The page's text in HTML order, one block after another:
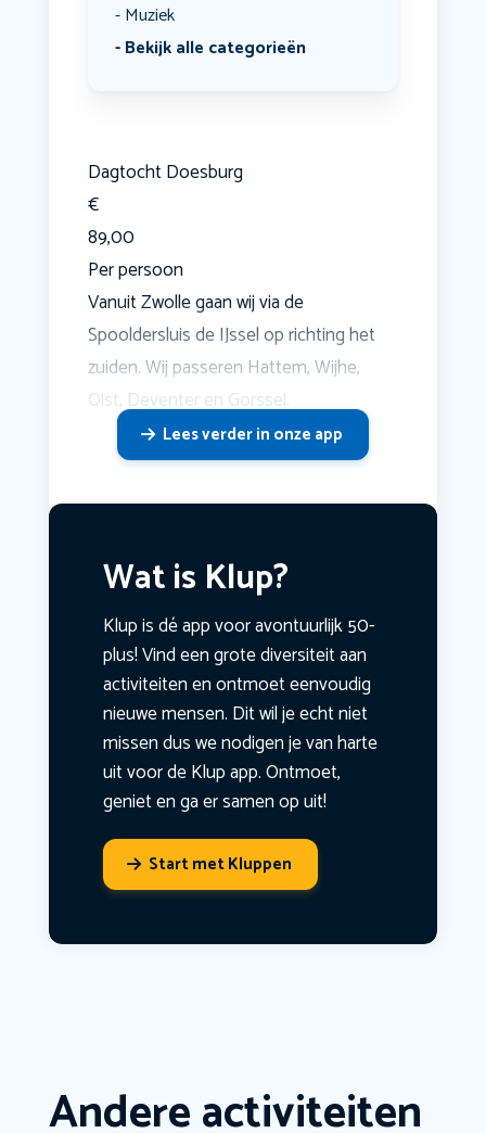
Muziek
Bekijk alle categorieën
Dagtocht Doesburg
€
89,00
Per persoon
Vanuit Zwolle gaan wij via de
Spooldersluis de IJssel op richting het
zuiden. Wij passeren Hattem, Wijhe,
Olst, Deventer en Gorssel.
Lees verder in onze app
Wat is Klup?
Klup is dé app voor avontuurlijk 50-
plus! Vind een grote diversiteit aan
activiteiten en ontmoet eenvoudig
nieuwe mensen. Dit wil je echt niet
missen dus we nodigen je van harte
uit voor de Klup app. Ontmoet,
geniet en ga er samen op uit!
Start met Kluppen
Andere activiteiten